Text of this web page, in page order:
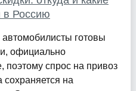
в Россию
готовы
официально
поэтому спрос на привоз
на